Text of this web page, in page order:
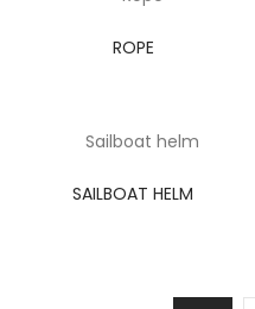
ROPE
SAILBOAT HELM